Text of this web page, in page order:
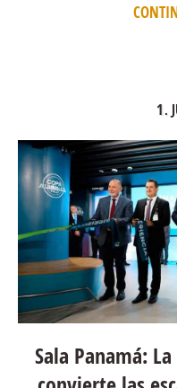
1.
Sala Panamá: